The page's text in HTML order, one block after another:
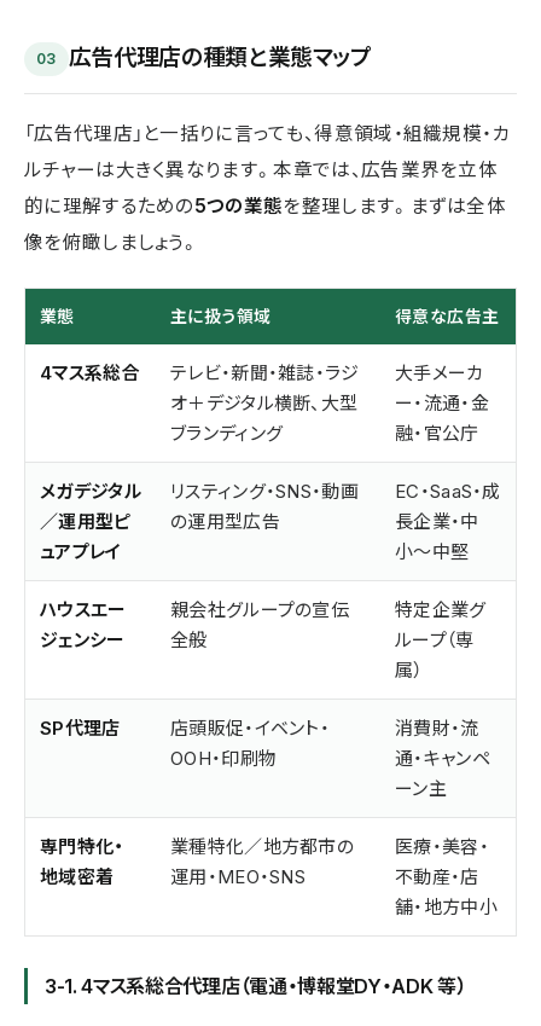
03 広告代理店の種類と業態マップ
「広告代理店」と一括りに言っても、得意領域・組織規模・カ
ルチャーは大きく異なります。本章では、広告業界を立体
的に理解するための5つの業態を整理します。まずは全体
像を俯瞰しましょう。
業態 主に扱う領域 得意な広告主
4マス系総合
テレビ・新聞・雑誌・ラジ
オ＋デジタル横断、大型
ブランディング
大手メーカ
ー・流通・金
融・官公庁
メガデジタル
／運用型ピ
ュアプレイ
リスティング・SNS・動画
の運用型広告
EC・SaaS・成
長企業・中
小〜中堅
ハウスエー
ジェンシー
親会社グループの宣伝
全般
特定企業グ
ループ（専
属）
SP代理店
店頭販促・イベント・
OOH・印刷物
消費財・流
通・キャンペ
ーン主
専門特化・
地域密着
業種特化／地方都市の
運用・MEO・SNS
医療・美容・
不動産・店
舗・地方中小
3-1. 4マス系総合代理店（電通・博報堂DY・ADK 等）